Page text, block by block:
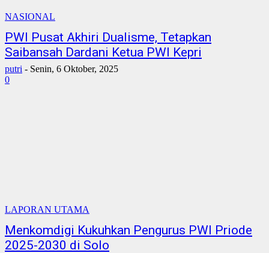
NASIONAL
PWI Pusat Akhiri Dualisme, Tetapkan
Saibansah Dardani Ketua PWI Kepri
putri - Senin, 6 Oktober, 2025
0
LAPORAN UTAMA
Menkomdigi Kukuhkan Pengurus PWI Priode
2025-2030 di Solo